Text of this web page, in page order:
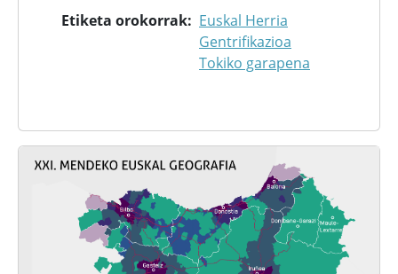
Etiketa orokorrak
Euskal Herria
Gentrifikazioa
Tokiko garapena